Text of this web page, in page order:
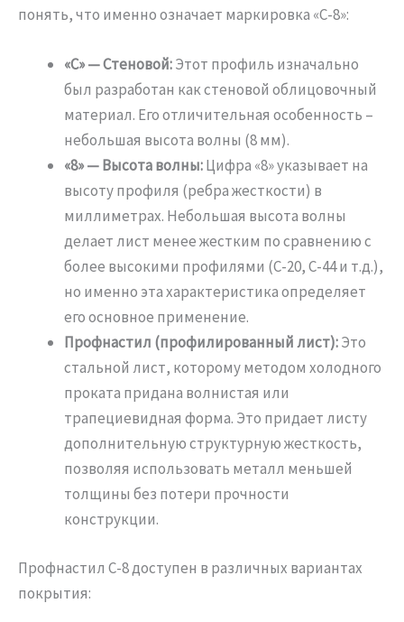
понять, что именно означает маркировка «С-8»:
«С» — Стеновой:Этот профиль изначально
был разработан как стеновой облицовочный
материал. Его отличительная особенность –
небольшая высота волны (8 мм).
«8» — Высота волны:Цифра «8» указывает на
высоту профиля (ребра жесткости) в
миллиметрах. Небольшая высота волны
делает лист менее жестким по сравнению с
более высокими профилями (С-20, С-44 и т.д.),
но именно эта характеристика определяет
его основное применение.
Профнастил (профилированный лист):Это
стальной лист, которому методом холодного
проката придана волнистая или
трапециевидная форма. Это придает листу
дополнительную структурную жесткость,
позволяя использовать металл меньшей
толщины без потери прочности
конструкции.
Профнастил С-8 доступен в различных вариантах
покрытия: